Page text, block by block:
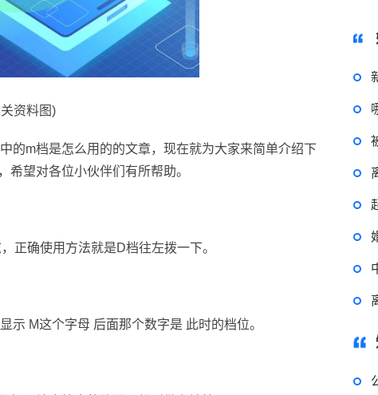
资料图)
的m档是怎么用的的文章，现在就为大家来简单介绍下
希望对各位小伙伴们有所帮助。
正确使用方法就是D档往左拨一下。
示 M这个字母 后面那个数字是 此时的档位。